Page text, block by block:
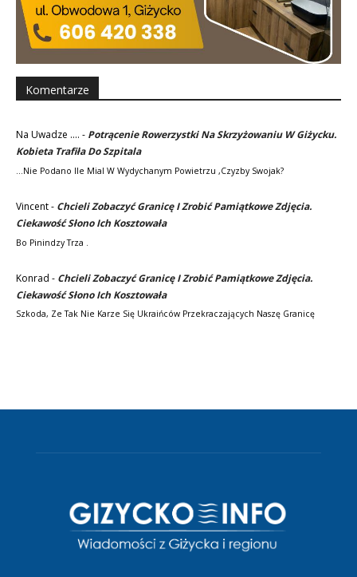
Komentarze
Na Uwadze .... - Potrącenie Rowerzystki Na Skrzyżowaniu W Giżycku.
Kobieta Trafiła Do Szpitala
...nie Podano Ile Mial W Wydychanym Powietrzu ,czyzby Swojak?
Vincent- Chcieli Zobaczyć Granicę I Zrobić Pamiątkowe Zdjęcia.
Ciekawość Słono Ich Kosztowała
Bo Pinindzy Trza .
Konrad - Chcieli Zobaczyć Granicę I Zrobić Pamiątkowe Zdjęcia.
Ciekawość Słono Ich Kosztowała
Szkoda, Ze Tak Nie Karze Się Ukraińców Przekraczających Naszę Granicę